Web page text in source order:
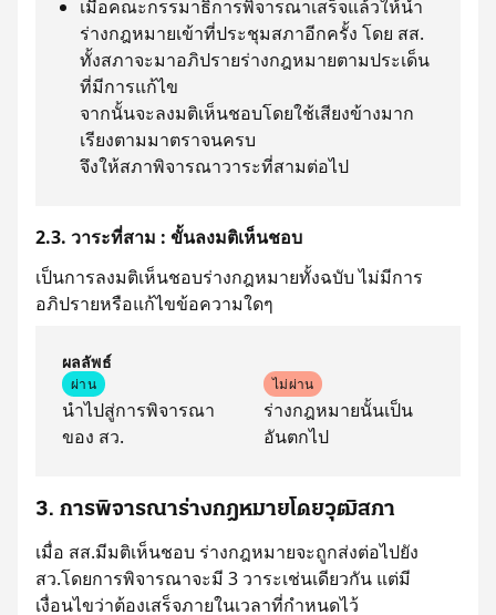
เมื่อคณะกรรมาธิการพิจารณาเสร็จแล้วให้นำ
ร่างกฎหมายเข้าที่ประชุมสภาอีกครั้ง โดย สส.
ทั้งสภาจะมาอภิปรายร่างกฎหมายตามประเด็น
ที่มีการแก้ไข
จากนั้นจะลงมติเห็นชอบโดยใช้เสียงข้างมาก
เรียงตามมาตราจนครบ
จึงให้สภาพิจารณาวาระที่สามต่อไป
2.3. วาระที่สาม : ขั้นลงมติเห็นชอบ
เป็นการลงมติเห็นชอบร่างกฎหมายทั้งฉบับ ไม่มีการ
อภิปรายหรือแก้ไขข้อความใดๆ
ผลลัพธ์
ผ่าน
นำไปสู่การพิจารณา
ของ สว.
ไม่ผ่าน
ร่างกฎหมายนั้นเป็น
อันตกไป
3. การพิจารณาร่างกฎหมายโดยวุฒิสภา
เมื่อ สส.มีมติเห็นชอบ ร่างกฎหมายจะถูกส่งต่อไปยัง
สว.โดยการพิจารณาจะมี 3 วาระเช่นเดียวกัน แต่มี
เงื่อนไขว่าต้องเสร็จภายในเวลาที่กำหนดไว้